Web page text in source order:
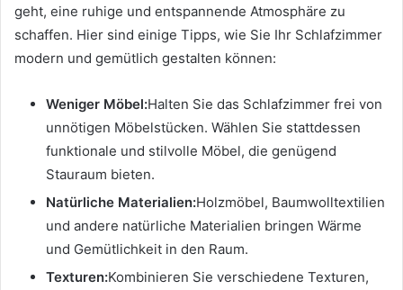
geht, eine ruhige und entspannende Atmosphäre zu
schaffen. Hier sind einige Tipps, wie Sie Ihr Schlafzimmer
modern und gemütlich gestalten können:
Weniger Möbel:Halten Sie das Schlafzimmer frei von
unnötigen Möbelstücken. Wählen Sie stattdessen
funktionale und stilvolle Möbel, die genügend
Stauraum bieten.
Natürliche Materialien:Holzmöbel, Baumwolltextilien
und andere natürliche Materialien bringen Wärme
und Gemütlichkeit in den Raum.
Texturen:Kombinieren Sie verschiedene Texturen,